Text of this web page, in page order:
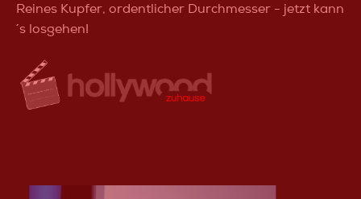
Reines Kupfer, ordentlicher Durchmesser - jetzt kann
´s losgehen!